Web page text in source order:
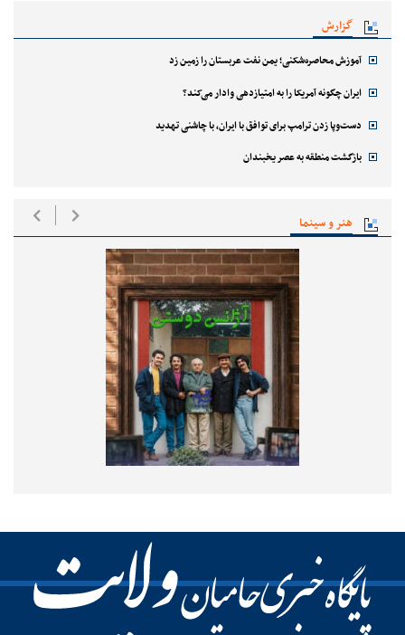
گزارش
آموزش محاصره‌شکنی؛ یمن نفت عربستان را زمین زد
ایران چگونه آمریکا را به امتیازدهی وادار می‌کند؟
دست‌وپا زدن ترامپ برای توافق با ایران، با چاشنی تهدید
بازگشت منطقه به عصر یخبندان
هنر و سینما